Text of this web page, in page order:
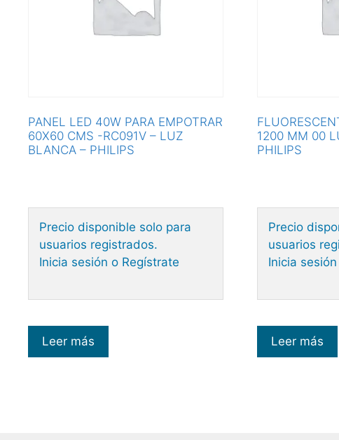
PANEL LED 40W PARA EMPOTRAR
60X60 CMS -RC091V – LUZ
BLANCA – PHILIPS
Precio disponible solo para
usuarios registrados.
Inicia sesión o Regístrate
Leer más
1200 MM 00
PHILIPS
Precio
usuarios
Inicia
Leer más